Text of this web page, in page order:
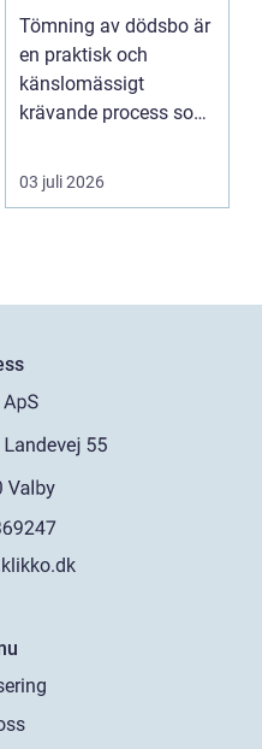
Tömning av dödsbo är
en praktisk och
känslomässigt
krävande process som
gång ell...
03 juli 2026